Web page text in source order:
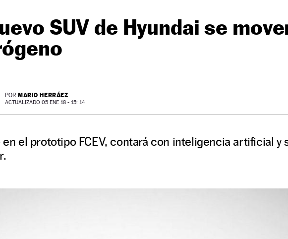
SUV de Hyundai se
POR MARIO HERRÁEZ
ACTUALIZADO 05 ENE 18 - 15: 14
en el prototipo FCEV, contará con inteligencia artificial y